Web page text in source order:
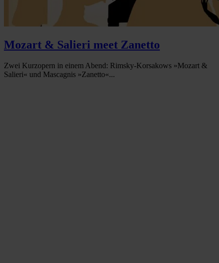
Mozart & Salieri meet Zanetto
Zwei Kurzopern in einem Abend: Rimsky-Korsakows »Mozart &
Salieri« und Mascagnis »Zanetto«...